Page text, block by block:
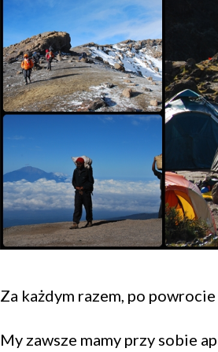
Za każdym razem, po
My zawsze mamy przy sobie